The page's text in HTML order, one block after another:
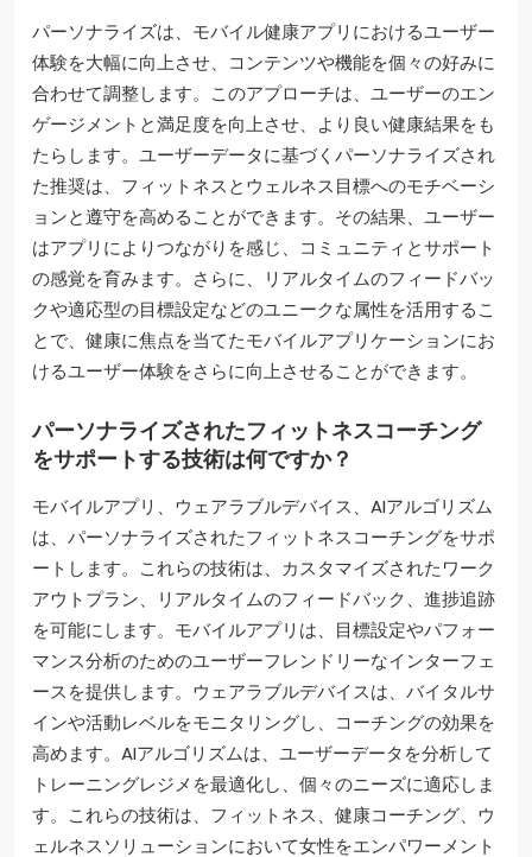
パーソナライズは、モバイル健康アプリにおけるユーザー
体験を大幅に向上させ、コンテンツや機能を個々の好みに
合わせて調整します。このアプローチは、ユーザーのエン
ゲージメントと満足度を向上させ、より良い健康結果をも
たらします。ユーザーデータに基づくパーソナライズされ
た推奨は、フィットネスとウェルネス目標へのモチベーシ
ョンと遵守を高めることができます。その結果、ユーザー
はアプリによりつながりを感じ、コミュニティとサポート
の感覚を育みます。さらに、リアルタイムのフィードバッ
クや適応型の目標設定などのユニークな属性を活用するこ
とで、健康に焦点を当てたモバイルアプリケーションにお
けるユーザー体験をさらに向上させることができます。
パーソナライズされたフィットネスコーチング
をサポートする技術は何ですか？
モバイルアプリ、ウェアラブルデバイス、AIアルゴリズム
は、パーソナライズされたフィットネスコーチングをサポ
ートします。これらの技術は、カスタマイズされたワーク
アウトプラン、リアルタイムのフィードバック、進捗追跡
を可能にします。モバイルアプリは、目標設定やパフォー
マンス分析のためのユーザーフレンドリーなインターフェ
ースを提供します。ウェアラブルデバイスは、バイタルサ
インや活動レベルをモニタリングし、コーチングの効果を
高めます。AIアルゴリズムは、ユーザーデータを分析して
トレーニングレジメを最適化し、個々のニーズに適応しま
す。これらの技術は、フィットネス、健康コーチング、ウ
ェルネスソリューションにおいて女性をエンパワーメント